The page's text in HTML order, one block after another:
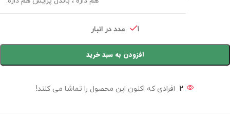
1 عدد در انبار
افزودن به سبد خرید
2 افرادی که اکنون این محصول را تماشا می کنند!